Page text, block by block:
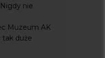
nie
Muzeum AK
tak duże